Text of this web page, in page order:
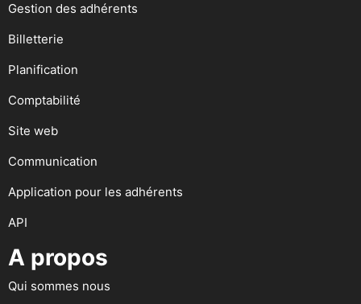
Gestion des adhérents
Billetterie
Planification
Comptabilité
Site web
Communication
Application pour les adhérents
API
A propos
Qui sommes nous